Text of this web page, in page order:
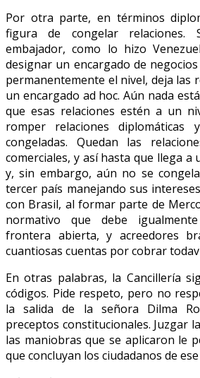
Por otra parte, en términos
figura de congelar
embajador, como lo hizo
designar un encargado de
permanentemente el nivel, deja las
un encargado ad hoc. Aún nada
que esas relaciones estén a un
romper relaciones
congeladas. Quedan las
comerciales, y así hasta que llega
y, sin embargo, aún no se
tercer país manejando sus
con Brasil, al formar parte de
normativo que debe
frontera abierta, y acreedores
cuantiosas cuentas por cobrar
En otras palabras, la Cancillería
códigos. Pide respeto, pero no
la salida de la señora Dilma
preceptos constitucionales. Juzgar
las maniobras que se aplicaron le
que concluyan los ciudadanos de